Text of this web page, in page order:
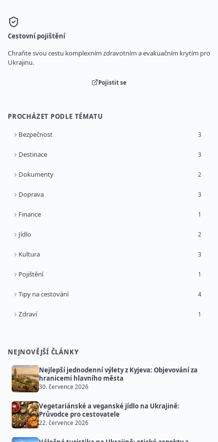
Cestovní pojištění
Chraňte svou cestu komplexním zdravotním a evakuačním krytím pro
Ukrajinu.
Pojistit se
PROCHÁZET PODLE TÉMATU
Bezpečnost 3
Destinace 3
Dokumenty 2
Doprava 3
Finance 1
Jídlo 2
Kultura 3
Pojištění 1
Tipy na cestování 4
Zdraví 1
NEJNOVĚJŠÍ ČLÁNKY
Nejlepší jednodenní výlety z Kyjeva: Objevování za
hranicemi hlavního města
30. července 2026
Vegetariánské a veganské jídlo na Ukrajině:
Průvodce pro cestovatele
22. července 2026